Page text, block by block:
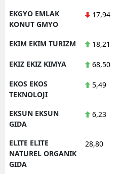
EKGYO EMLAK
KONUT GMYO
17,94
EKIM EKIM TURIZM 18,21
EKIZ EKIZ KIMYA 68,50
EKOS EKOS
TEKNOLOJI
5,49
EKSUN EKSUN
GIDA
6,23
ELITE ELITE
NATUREL ORGANIK
GIDA
28,80